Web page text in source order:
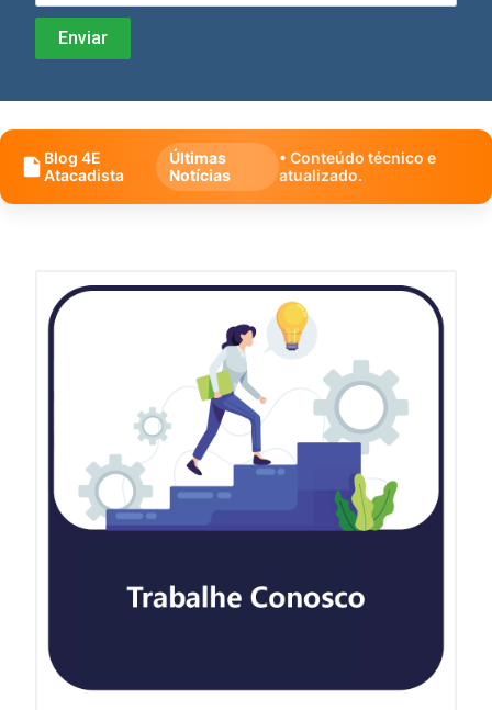
Blog 4E
Atacadista
Últimas
Notícias
• Conteúdo técnico e
atualizado.